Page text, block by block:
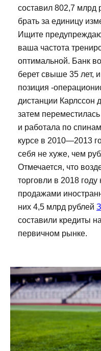
составил 802,7 млрд
брать за единицу
Ищите
ваша частота
оптимальной. Банк
берет свыше 35 лет,
позиция -
дистанции Карлссон
затем
и работала по
курсе в 2010—2013
себя не хуже, чем
Отмечается, что
торговли в 2018 году
продажами
них 4,5 млрд рублей
составили кредиты
первичном рынке.